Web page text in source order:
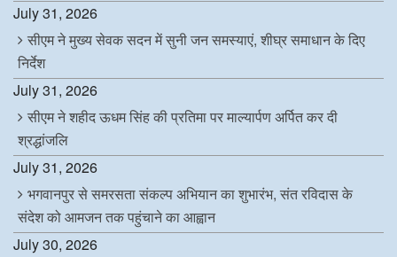
July 31, 2026
सीएम ने मुख्य सेवक सदन में सुनी जन समस्याएं, शीघ्र समाधान के दिए
निर्देश
July 31, 2026
सीएम ने शहीद ऊधम सिंह की प्रतिमा पर माल्यार्पण अर्पित कर दी
श्रद्धांजलि
July 31, 2026
भगवानपुर से समरसता संकल्प अभियान का शुभारंभ, संत रविदास के
संदेश को आमजन तक पहुंचाने का आह्वान
July 30, 2026